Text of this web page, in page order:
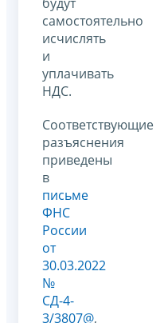
самостоятельно
исчислять
и
уплачивать
НДС.
Соответствующие
разъяснения
приведены
в
письме
ФНС
России
от
30.03.2022
№
СД-4-
3/3807@,